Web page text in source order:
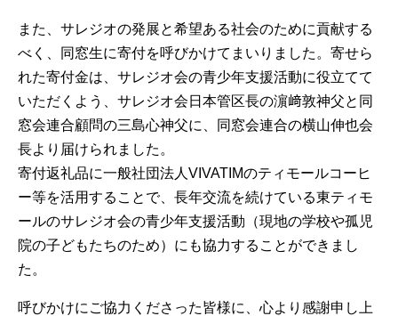
また、サレジオの発展と希望ある社会のために貢献する
べく、同窓生に寄付を呼びかけてまいりました。寄せら
れた寄付金は、サレジオ会の青少年支援活動に役立てて
いただくよう、サレジオ会日本管区長の濵﨑敦神父と同
窓会連合顧問の三島心神父に、同窓会連合の横山伸也会
長より届けられました。
寄付返礼品に一般社団法人VIVATIMのティモールコーヒ
ー等を活用することで、長年交流を続けている東ティモ
ールのサレジオ会の青少年支援活動（現地の学校や孤児
院の子どもたちのため）にも協力することができまし
た。
呼びかけにご協力くださった皆様に、心より感謝申し上